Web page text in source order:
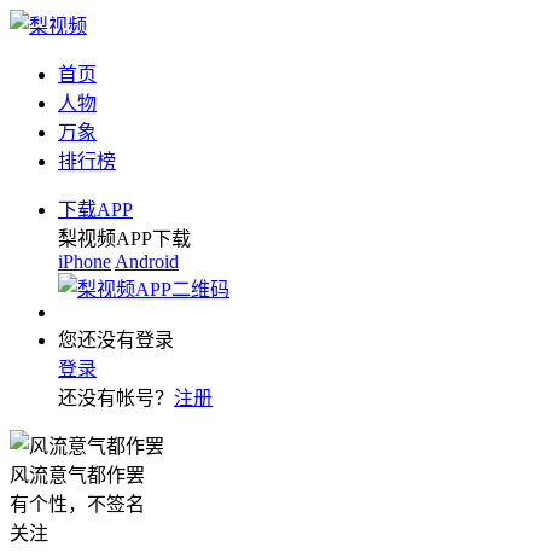
首页
人物
万象
排行榜
下载APP
梨视频APP下载
iPhone Android
您还没有登录
登录
还没有帐号？ 注册
风流意气都作罢
有个性，不签名
关注